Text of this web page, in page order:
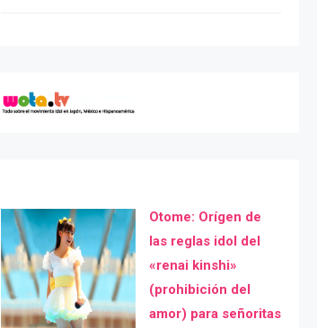
Otome: Orígen de
las reglas idol del
«renai kinshi»
(prohibición del
amor) para señoritas